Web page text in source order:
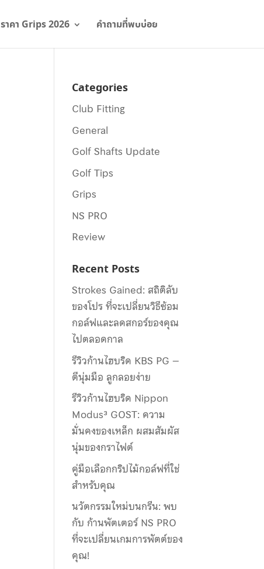
ราคา Grips 2026 คำถามที่พบบ่อย
Categories
Club Fitting
General
Golf Shafts Update
Golf Tips
Grips
NS PRO
Review
Recent Posts
Strokes Gained: สถิติลับ
ของโปร ที่จะเปลี่ยนวิธีซ้อม
กอล์ฟและลดสกอร์ของคุณ
ไปตลอดกาล
รีวิวก้านไฮบริด KBS PG –
ตีนุ่มมือ ลูกลอยง่าย
รีวิวก้านไฮบริด Nippon
Modus³ GOST: ความ
มั่นคงของเหล็ก ผสมสัมผัส
นุ่มของกราไฟต์
คู่มือเลือกกริปไม้กอล์ฟที่ใช่
สำหรับคุณ
นวัตกรรมใหม่บนกรีน: พบ
กับ ก้านพัตเตอร์ NS PRO
ที่จะเปลี่ยนเกมการพัตต์ของ
คุณ!